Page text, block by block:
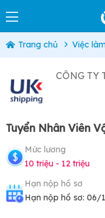
Trang chủ Việc
CÔNG TY
Tuyển Nhân Viên
Mức lương
10 triệu - 12 triệu
Hạn nộp hồ sơ
Hạn nộp hồ sơ: 06/